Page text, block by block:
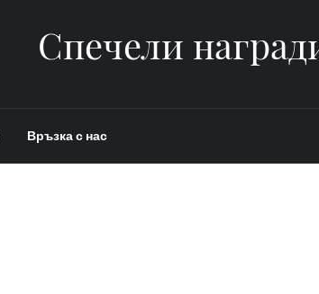
Спечели
Връзка с нас